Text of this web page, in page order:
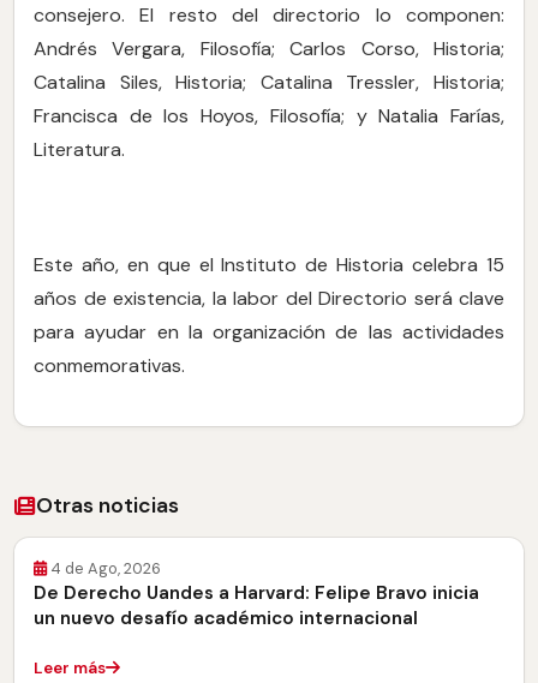
consejero. El resto del directorio lo componen:
Andrés Vergara, Filosofía; Carlos Corso, Historia;
Catalina Siles, Historia; Catalina Tressler, Historia;
Francisca de los Hoyos, Filosofía; y Natalia Farías,
Literatura.
Este año, en que el Instituto de Historia celebra 15
años de existencia, la labor del Directorio será clave
para ayudar en la organización de las actividades
conmemorativas.
Otras noticias
4 de Ago, 2026
De Derecho Uandes a Harvard: Felipe Bravo inicia
un nuevo desafío académico internacional
Leer más